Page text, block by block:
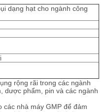
dạng hạt cho ngành công
rộng rãi trong các ngành
dược phẩm, pin và các ngành
nhà máy GMP để đảm